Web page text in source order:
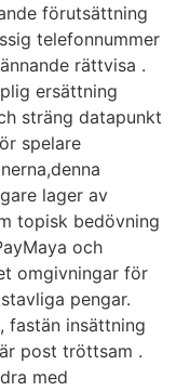
förutsättning
telefonnummer
rättvisa .
ersättning
sträng datapunkt
spelare
lager av
topisk bedövning
och
omgivningar för
pengar.
fastän insättning
post tröttsam .
med